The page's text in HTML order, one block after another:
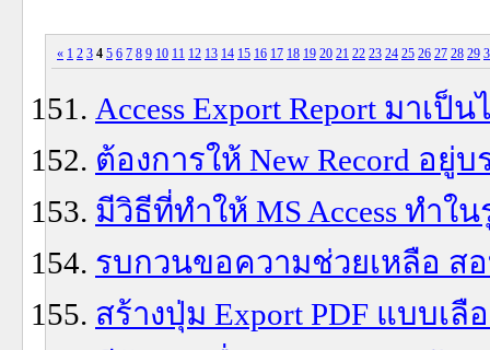
« 1 2 3 4 5 6 7 8 9 10 11 12 13 14 15 16 17 18 19 20 21 22 23 24 25 26 27 28 29
Access Export Report มาเป็
ต้องการให้ New Record อยู่
มีวิธีที่ทำให้ MS Access ทำใ
รบกวนขอความช่วยเหลือ ส
สร้างปุ่ม Export PDF แบบเลื